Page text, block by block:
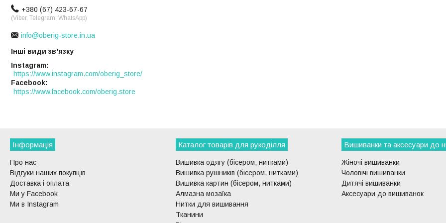
+380 (67) 423-67-67
(Viber, Telegram, WhatsApp)
info@oberig-store.in.ua
Інші види зв'язку
Instagram
https://www.instagram.com/oberig_store/
Facebook
https://www.facebook.com/oberig.store
Інформація
Про нас
Відгуки наших покупців
Доставка і оплата
Ми у Facebook
Ми в Instagram
Каталог товарів для рукоділля
Вишивка одягу (бісером, нитками)
Вишивка рушників (бісером, нитками)
Вишивка картин (бісером, нитками)
Алмазна мозаїка
Нитки для вишивання
Тканини
Вишиванки та аксесуари до
Жіночі вишиванки
Чоловічі вишиванки
Дитячі вишиванки
Аксесуари до вишиванок